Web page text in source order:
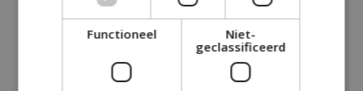
Functioneel
Niet-
geclassificeerd